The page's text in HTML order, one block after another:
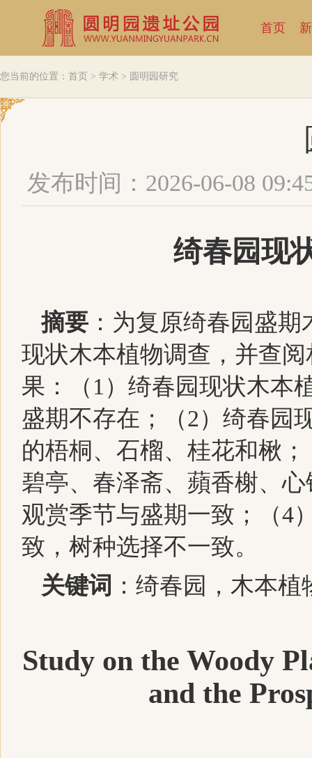
首页
您当前的位置： 首页 > 学术 > 圆明园研究
发布时间：2026-06-08
绮春园现
摘要 ： 为复原绮春园盛期
现状木本植物调查，并查
果：（ 1 ）绮春园现状木本
盛期不存在；（2）绮春园
的梧桐、石榴、桂花和楸；
碧亭、春泽斋、蘋香榭、
观赏季节与盛期一致；（4
致，树种选择不一致。
关键词 ：绮春园，木本植
Study onthe Woody
and the